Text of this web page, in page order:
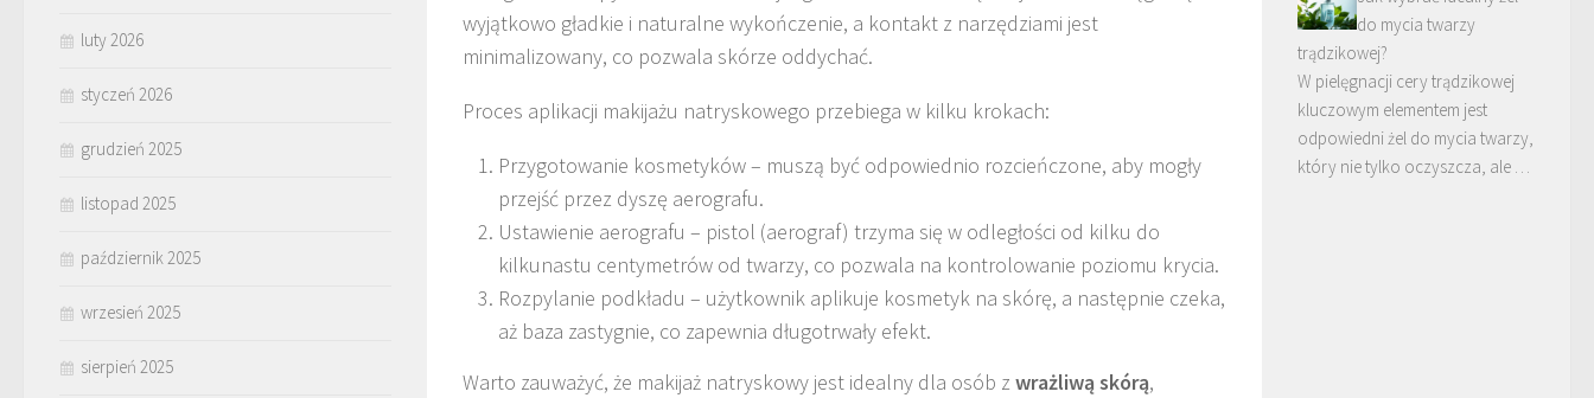
wyjątkowo gładkie i naturalne wykończenie, a kontakt z narzędziami jest
minimalizowany, co pozwala skórze oddychać.
Proces aplikacji makijażu natryskowego przebiega w kilku krokach:
Przygotowanie kosmetyków – muszą być odpowiednio rozcieńczone, aby mogły
przejść przez dyszę aerografu.
Ustawienie aerografu – pistol (aerograf) trzyma się w odległości od kilku do
kilkunastu centymetrów od twarzy, co pozwala na kontrolowanie poziomu krycia.
Rozpylanie podkładu – użytkownik aplikuje kosmetyk na skórę, a następnie czeka,
aż baza zastygnie, co zapewnia długotrwały efekt.
Warto zauważyć, że makijaż natryskowy jest idealny dla osób z wrażliwą skórą,
luty 2026
styczeń 2026
grudzień 2025
listopad 2025
październik 2025
wrzesień 2025
sierpień 2025
do mycia twarzy
trądzikowej?
W pielęgnacji cery trądzikowej
kluczowym elementem jest
odpowiedni żel do mycia twarzy,
który nie tylko oczyszcza, ale …